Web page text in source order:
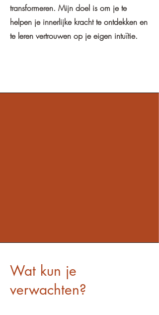
transformeren. Mijn doel is om je te
helpen je innerlijke kracht te ontdekken en
te leren vertrouwen op je eigen intuïtie.
Wat kun je
verwachten?